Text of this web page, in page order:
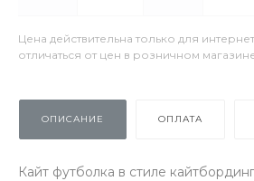
Цена действительна только для
отличаться от цен в розничном
ОПИСАНИЕ ОПЛАТА
Кайт футболка в стиле